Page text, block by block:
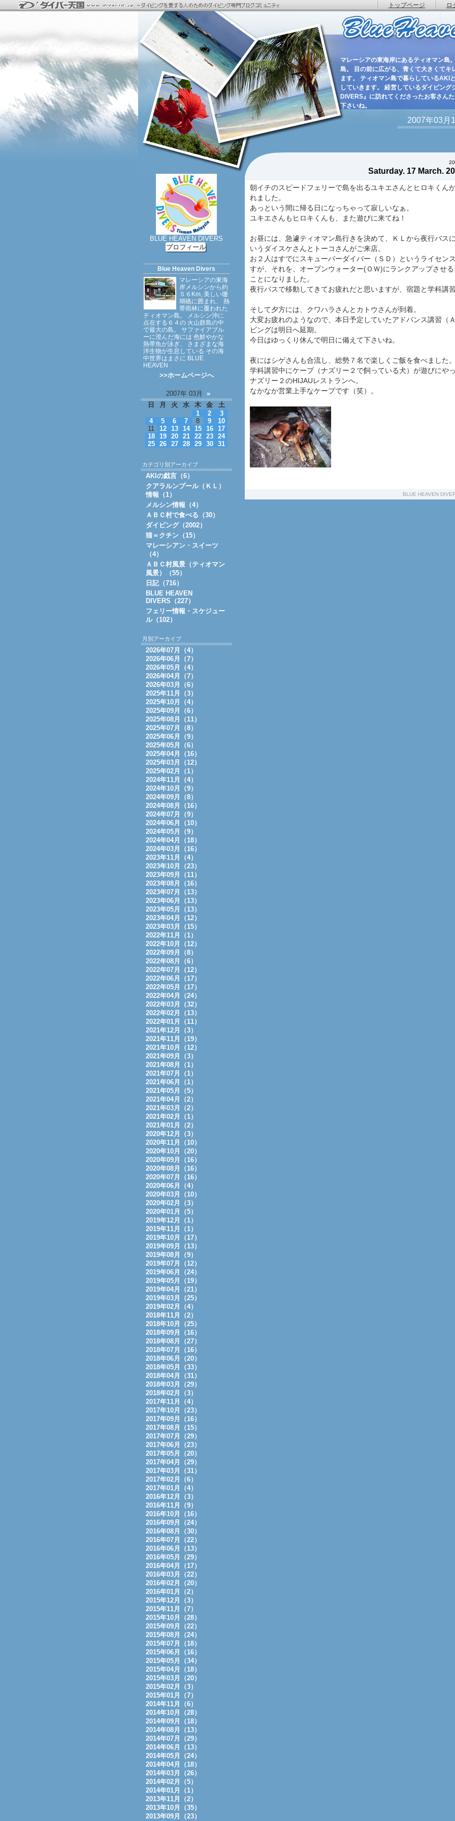
トップページ ロ
マレーシアの東海岸にあるティオマン島
島。 目の前に広がる、青くて大きくてキ
ます。 ティオマン島で暮らしているAKI
していきます。 経営しているダイビング
DIVERS』に訪れてくださったお客さん
下さいね。
2007年03月
Saturday. 17 March.
朝イチのスピードフェリーで島を出るユキエさんとヒロキくん
れました。
あっという間に帰る日になっちゃって寂しいなぁ。
ユキエさんもヒロキくんも、また遊びに来てね！
お昼には、急遽ティオマン島行きを決めて、ＫＬから夜行バス
いうダイスケさんとトーコさんがご来店。
お２人はすでにスキューバーダイバー（ＳＤ）というライセン
すが、それを、オープンウォーター(ＯＷ)にランクアップさせ
ことになりました。
夜行バスで移動してきてお疲れだと思いますが、宿題と学科講
そして夕方には、クワハラさんとカトウさんが到着。
大変お疲れのようなので、本日予定していたアドバンス講習（
ビングは明日へ延期。
今日はゆっくり休んで明日に備えて下さいね。
夜にはシゲさんも合流し、総勢７名で楽しくご飯を食べました。
学科講習中にケープ（ナズリー２で飼っている犬）が遊びにや
ナズリー２のHIJAUレストランへ。
なかなか営業上手なケープです（笑）。
BLUE HEAVEN
BLUE HEAVEN DIVERS
プロフィール
Blue Heaven Divers
マレーシアの東海
岸メルシンから約
５６Km, 美しい珊
瑚礁に囲まれ、 熱
帯雨林に覆われた
ティオマン島。 メルシン沖に
点在する６４の 火山群島の中
で最大の島。 サファイアブル
ーに澄んだ海には 色鮮やかな
熱帯魚が泳ぎ、 さまざまな海
洋生物が生息している その海
中世界はまさに BLUE
HEAVEN
>>ホームページへ
2007年 03月 »
日
月 火 水 木 金
土
1
2
3
4
5 6 7 8 9
10
11
12 13 14 15 16
17
18
19 20 21 22 23
24
25
26 27 28 29 30 31
カテゴリ別アーカイブ
AKIの戯言（6）
クアラルンプール（ＫＬ）
情報（1）
メルシン情報（4）
ＡＢＣ村で食べる（30）
ダイビング（2002）
猫＝クチン（15）
マレーシアン・スイーツ
（4）
ＡＢＣ村風景（ティオマン
風景）（55）
日記（716）
BLUE HEAVEN
DIVERS（227）
フェリー情報・スケジュー
ル（102）
月別アーカイブ
2026年07月（4）
2026年06月（7）
2026年05月（4）
2026年04月（7）
2026年03月（6）
2025年11月（3）
2025年10月（4）
2025年09月（6）
2025年08月（11）
2025年07月（8）
2025年06月（9）
2025年05月（6）
2025年04月（16）
2025年03月（12）
2025年02月（1）
2024年11月（4）
2024年10月（9）
2024年09月（8）
2024年08月（16）
2024年07月（9）
2024年06月（10）
2024年05月（9）
2024年04月（18）
2024年03月（16）
2023年11月（4）
2023年10月（23）
2023年09月（11）
2023年08月（16）
2023年07月（13）
2023年06月（13）
2023年05月（13）
2023年04月（12）
2023年03月（15）
2022年11月（1）
2022年10月（12）
2022年09月（8）
2022年08月（6）
2022年07月（12）
2022年06月（17）
2022年05月（17）
2022年04月（24）
2022年03月（32）
2022年02月（13）
2022年01月（11）
2021年12月（3）
2021年11月（19）
2021年10月（12）
2021年09月（3）
2021年08月（1）
2021年07月（1）
2021年06月（1）
2021年05月（5）
2021年04月（2）
2021年03月（2）
2021年02月（1）
2021年01月（2）
2020年12月（3）
2020年11月（10）
2020年10月（20）
2020年09月（16）
2020年08月（16）
2020年07月（16）
2020年06月（4）
2020年03月（10）
2020年02月（3）
2020年01月（5）
2019年12月（1）
2019年11月（1）
2019年10月（17）
2019年09月（13）
2019年08月（9）
2019年07月（12）
2019年06月（24）
2019年05月（19）
2019年04月（21）
2019年03月（25）
2019年02月（4）
2018年11月（2）
2018年10月（25）
2018年09月（16）
2018年08月（27）
2018年07月（16）
2018年06月（20）
2018年05月（33）
2018年04月（31）
2018年03月（29）
2018年02月（3）
2017年11月（4）
2017年10月（23）
2017年09月（16）
2017年08月（15）
2017年07月（29）
2017年06月（23）
2017年05月（20）
2017年04月（29）
2017年03月（31）
2017年02月（6）
2017年01月（4）
2016年12月（3）
2016年11月（9）
2016年10月（16）
2016年09月（24）
2016年08月（30）
2016年07月（22）
2016年06月（13）
2016年05月（29）
2016年04月（17）
2016年03月（22）
2016年02月（20）
2016年01月（2）
2015年12月（3）
2015年11月（7）
2015年10月（28）
2015年09月（22）
2015年08月（24）
2015年07月（18）
2015年06月（16）
2015年05月（34）
2015年04月（18）
2015年03月（20）
2015年02月（3）
2015年01月（7）
2014年11月（6）
2014年10月（28）
2014年09月（18）
2014年08月（13）
2014年07月（29）
2014年06月（13）
2014年05月（24）
2014年04月（18）
2014年03月（26）
2014年02月（5）
2014年01月（1）
2013年11月（2）
2013年10月（35）
2013年09月（23）